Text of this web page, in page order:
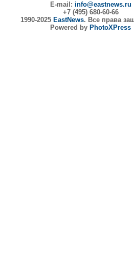
E-mail: info@eastnews.ru
+7 (495) 680-60-66
1990-2025 EastNews. Все права
Powered by PhotoXPress